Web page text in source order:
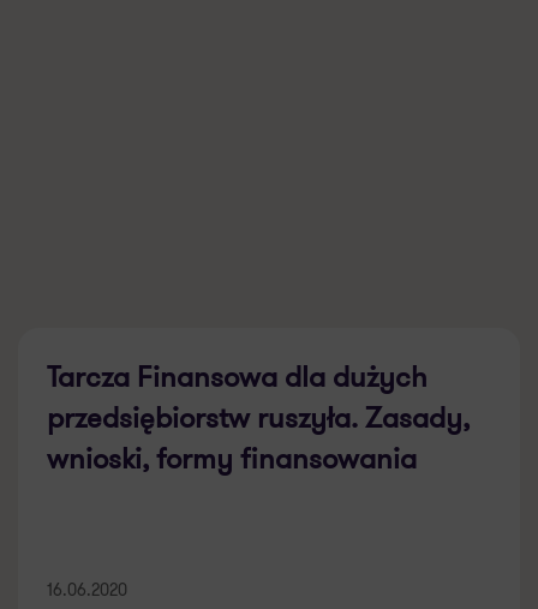
Tarcza Finansowa dla dużych
przedsiębiorstw ruszyła. Zasady,
wnioski, formy finansowania
16.06.2020